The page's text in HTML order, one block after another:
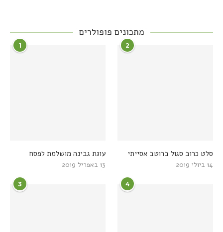
מתכונים פופולרים
1
עוגת גבינה מושלמת לפסח
13 באפריל 2019
2
סלט כרוב סגול ברוטב אסייתי
14 ביולי 2019
3 4